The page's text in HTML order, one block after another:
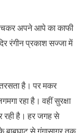
अपने आपे का काफी
रंगीन प्रकाश सज्जा में
तरसता है। पर मकर
रहा है। वहीं सुरक्षा
रही है। हर जगह से